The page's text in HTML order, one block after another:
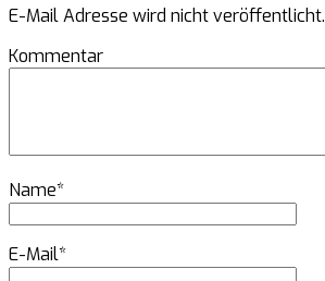
E-Mail Adresse wird nicht veröffentlicht.
Kommentar
Name*
E-Mail*